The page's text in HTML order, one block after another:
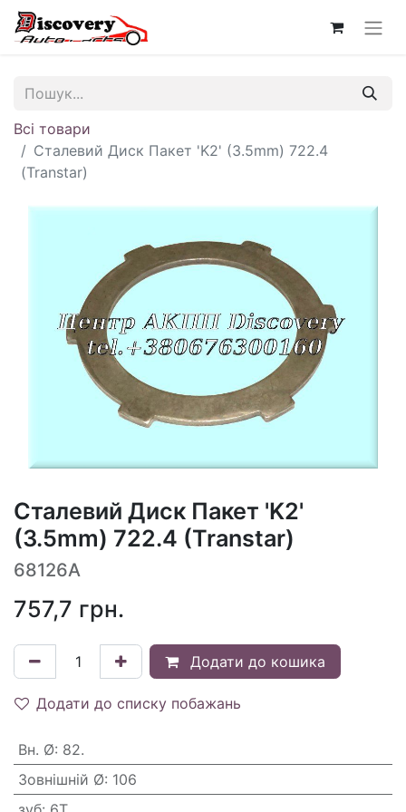
Всі товари
Сталевий Диск Пакет 'K2' (3.5mm) 722.4
(Transtar)
Сталевий Диск Пакет 'K2'
(3.5mm) 722.4 (Transtar)
68126A
757,7 грн.
Додати до кошика
Додати до списку побажань
Вн. Ø: 82.
Зовнішній Ø: 106